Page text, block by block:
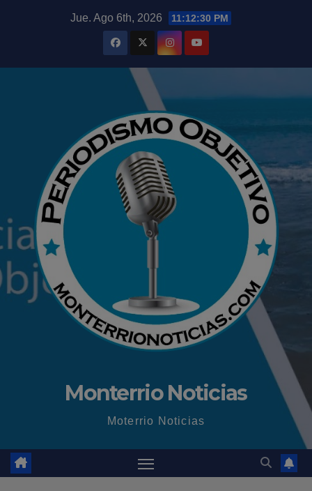
Jue. Ago 6th, 2026 11:12:31 PM
Monterrio Noticias
Moterrio Noticias
modal-check